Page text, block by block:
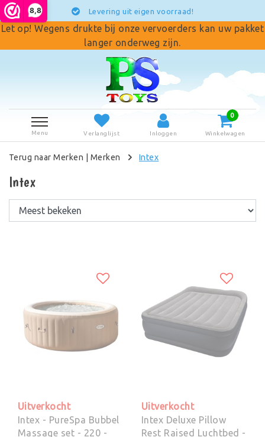
8,8
Levering uit eigen voorraad!
Let op! Wegens drukte bij onze vervoerders kan uw pakket
langer onderweg zijn.
Menu Verlanglijst Inloggen
0
Winkelwagen
Terug naar Merken | Merken Intex
Intex
Uitverkocht
Intex - PureSpa Bubbel
Massage set - 220 -
Uitverkocht
Intex Deluxe Pillow
Rest Raised Luchtbed -